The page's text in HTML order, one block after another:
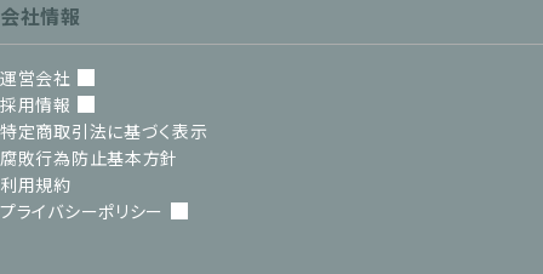
会社情報
運営会社
採用情報
特定商取引法に基づく表示
腐敗行為防止基本方針
利用規約
プライバシーポリシー